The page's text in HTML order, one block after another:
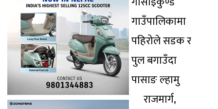
गाउँपालिकामा
पहिरोले सडक र
पुल बगाउँदा
पासाङ ल्हामु
राजमार्ग,